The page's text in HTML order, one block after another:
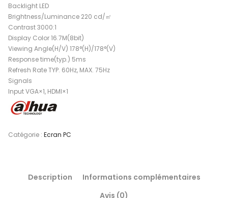
Backlight LED
Brightness/Luminance 220 cd/㎡
Contrast 3000:1
Display Color 16.7M(8bit)
Viewing Angle(H/V) 178°(H)/178°(V)
Response time(typ.) 5ms
Refresh Rate TYP. 60Hz, MAX. 75Hz
Signals
Input VGA×1, HDMI×1
Catégorie : Ecran PC
Description
Informations complémentaires
Avis (0)